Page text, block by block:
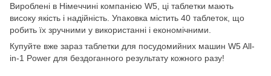
Вироблені в Німеччині компанією W5, ці таблетки мають
високу якість і надійність. Упаковка містить 40 таблеток, що
робить їх зручними у використанні і економічними.
Купуйте вже зараз таблетки для посудомийних машин W5 All-
in-1 Power для бездоганного результату кожного разу!